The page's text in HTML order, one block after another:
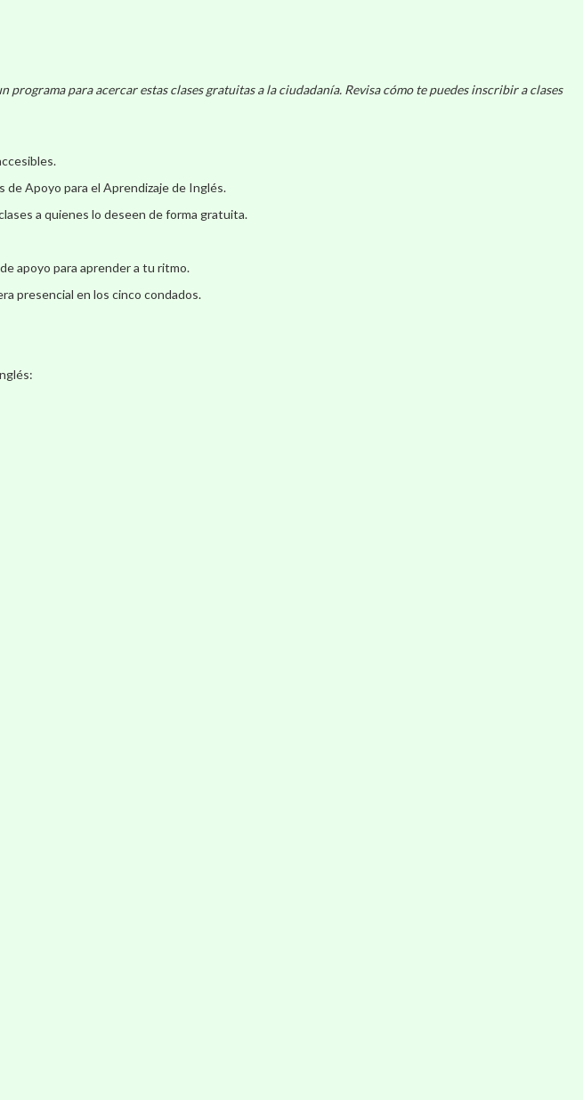
para acercar estas clases gratuitas a la ciudadanía. Revisa cómo te puedes inscribir a clases
de Apoyo para el Aprendizaje de Inglés.
a quienes lo deseen de forma gratuita.
apoyo para aprender a tu ritmo.
presencial en los cinco condados.